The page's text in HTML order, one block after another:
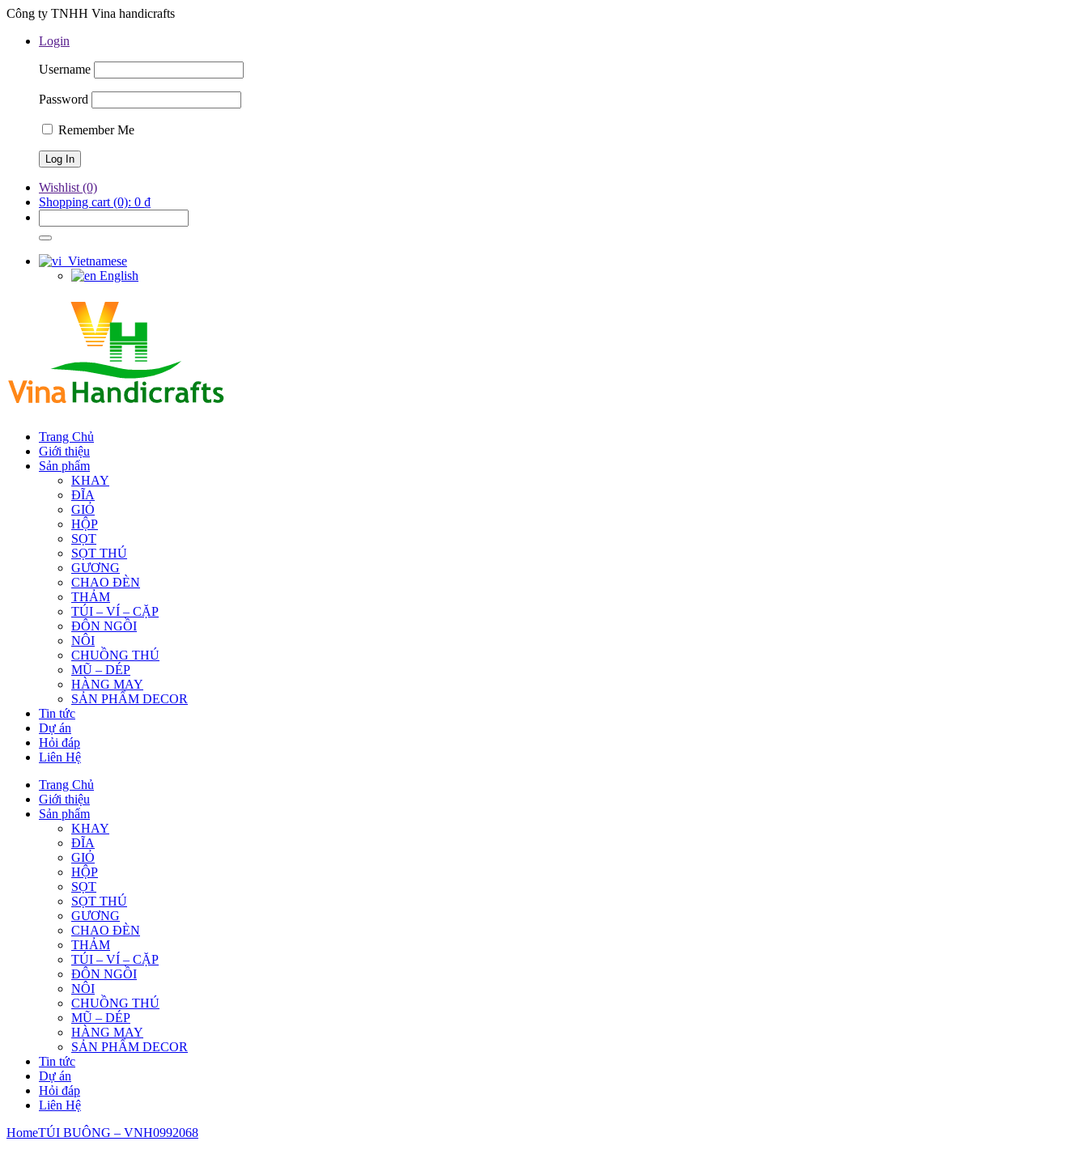
Công ty TNHH Vina handicrafts
Login
Username
Password
Remember Me
Wishlist (0)
Shopping cart (0): 0 ₫
Vietnamese
English
Trang Chủ
Giới thiệu
Sản phẩm
KHAY
ĐĨA
GIỎ
HỘP
SỌT
SỌT THÚ
GƯƠNG
CHAO ĐÈN
THẢM
TÚI – VÍ – CẶP
ĐÔN NGỒI
NÔI
CHUỒNG THÚ
MŨ – DÉP
HÀNG MAY
SẢN PHẨM DECOR
Tin tức
Dự án
Hỏi đáp
Liên Hệ
Trang Chủ
Giới thiệu
Sản phẩm
KHAY
ĐĨA
GIỎ
HỘP
SỌT
SỌT THÚ
GƯƠNG
CHAO ĐÈN
THẢM
TÚI – VÍ – CẶP
ĐÔN NGỒI
NÔI
CHUỒNG THÚ
MŨ – DÉP
HÀNG MAY
SẢN PHẨM DECOR
Tin tức
Dự án
Hỏi đáp
Liên Hệ
HomeTÚI BUÔNG – VNH0992068